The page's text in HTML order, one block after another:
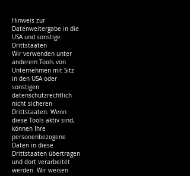
Hinweis zur
Datenweitergabe in die
USA und sonstige
Drittstaaten
Wir verwenden unter
anderem Tools von
Unternehmen mit Sitz
in den USA oder
sonstigen
datenschutzrechtlich
nicht sicheren
Drittstaaten. Wenn
diese Tools aktiv sind,
können Ihre
personenbezogene
Daten in diese
Drittstaaten übertragen
und dort verarbeitet
werden. Wir weisen